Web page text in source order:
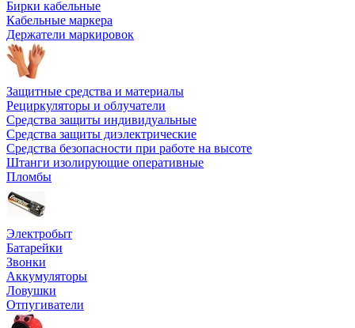
Бирки кабельные
Кабельные маркера
Держатели маркировок
Защитные средства и материалы
Рециркуляторы и облучатели
Средства защиты индивидуальные
Средства защиты диэлектрические
Средства безопасности при работе на высоте
Штанги изолирующие оперативные
Пломбы
Электробыт
Батарейки
Звонки
Аккумуляторы
Ловушки
Отпугиватели